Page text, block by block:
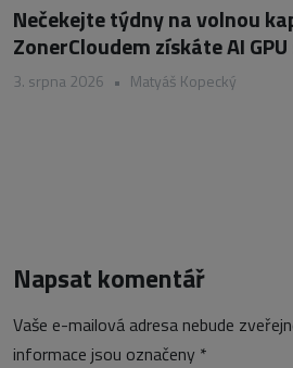
Nečekejte týdny na volnou
ZonerCloudem získáte AI
3. srpna 2026 • Matyáš Kopecký
Napsat komentář
Vaše e-mailová adresa nebude
informace jsou označeny *